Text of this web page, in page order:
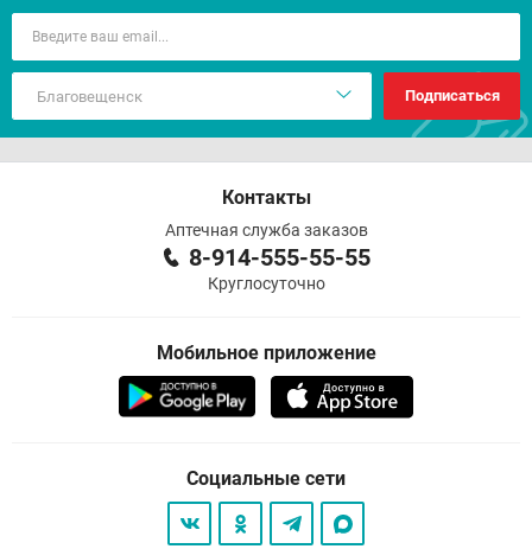
Подписаться
Контакты
Аптечная служба заказов
8-914-555-55-55
Круглосуточно
Мобильное приложение
Социальные сети